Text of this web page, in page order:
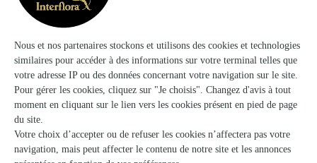
Sedan
12, place d'Armes
Voir la boutique